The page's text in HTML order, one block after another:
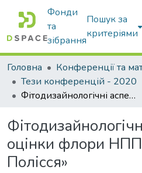
Фонди
та
зібрання
Пошук за
критеріями
Головна
Тези конференцій - 2020
Фітодизайнологічні аспекти оцінки флори НПП «Мале Полісся»
оцінки флори
Полісся»